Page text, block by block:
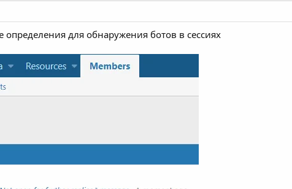
для обнаружения ботов в сессиях